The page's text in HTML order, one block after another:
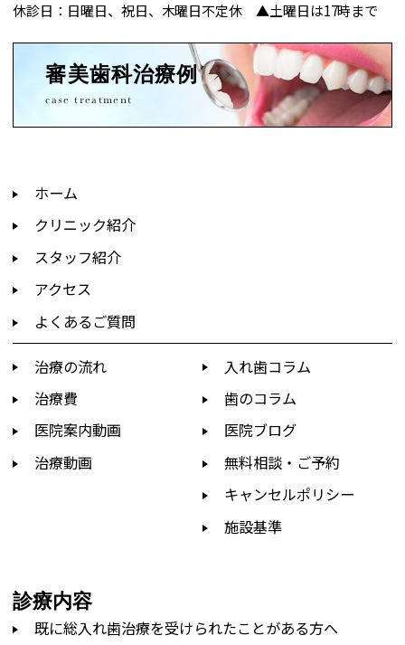
審美歯科治療例
case treatment
休診日：日曜日、祝日、木曜日不定休 ▲土曜日は17時まで
ホーム
クリニック紹介
スタッフ紹介
アクセス
よくあるご質問
治療の流れ
治療費
医院案内動画
治療動画
入れ歯コラム
歯のコラム
医院ブログ
無料相談・ご予約
キャンセルポリシー
施設基準
診療内容
既に総入れ歯治療を受けられたことがある方へ